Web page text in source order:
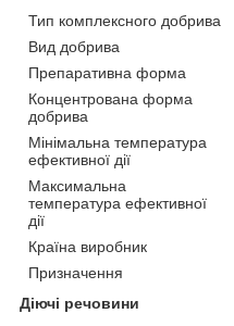
Тип комплексного добрива
Вид добрива
Препаративна форма
Концентрована форма
добрива
Мінімальна температура
ефективної дії
Максимальна
температура ефективної
дії
Країна виробник
Призначення
Діючі речовини